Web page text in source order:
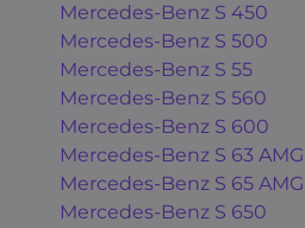
Mercedes-Benz S 450
Mercedes-Benz S 500
Mercedes-Benz S 55
Mercedes-Benz S 560
Mercedes-Benz S 600
Mercedes-Benz S 63 AMG
Mercedes-Benz S 65 AMG
Mercedes-Benz S 650